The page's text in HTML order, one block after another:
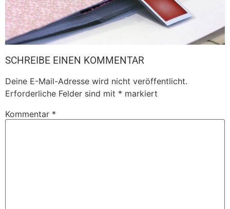
SCHREIBE EINEN KOMMENTAR
Deine E-Mail-Adresse wird nicht veröffentlicht.
Erforderliche Felder sind mit * markiert
Kommentar *